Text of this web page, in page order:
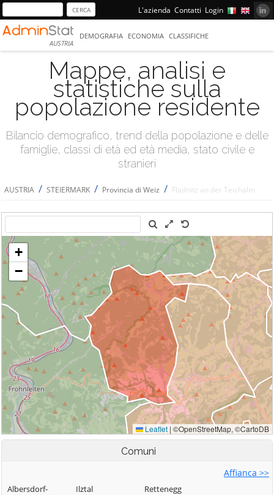
L'azienda Contatti Login
AUSTRIA
DEMOGRAFIA ECONOMIA CLASSIFICHE
Mappe, analisi e
statistiche sulla
popolazione residente
Bilancio demografico, trend della popolazione e delle
famiglie, classi di età ed età media, stato civile e
stranieri
AUSTRIA / STEIERMARK / Provincia di Weiz / Fladnitz an der Teichalm
Comuni
Affianca >>
Albersdorf-
Ilztal
Rettenegg